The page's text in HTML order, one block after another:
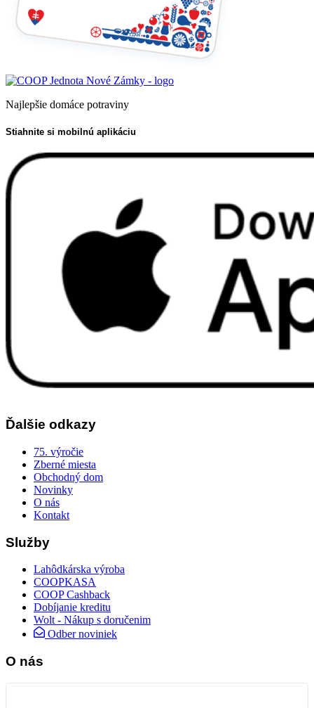
Najlepšie domáce potraviny
Stiahnite si mobilnú aplikáciu
Ďalšie odkazy
75. výročie
Zberné miesta
Obchodný dom
Novinky
O nás
Kontakt
Služby
Lahôdkárska výroba
COOPKASA
COOP Cashback
Dobíjanie kreditu
Wolt - Nákup s doručenim
Odber noviniek
O nás